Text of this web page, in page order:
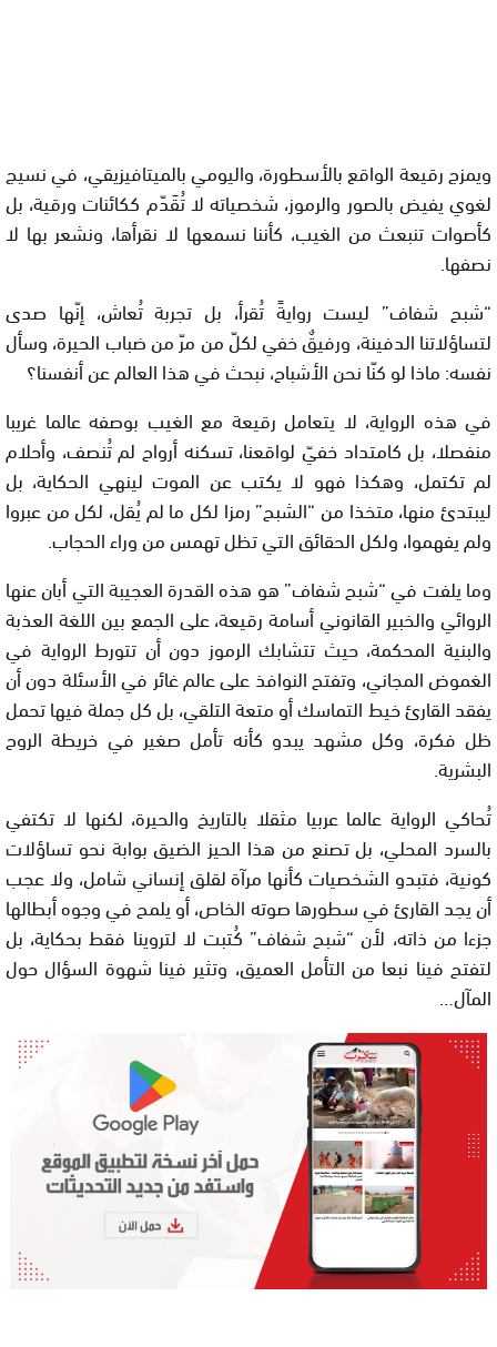
ويمزج رقيعة الواقع بالأسطورة، واليومي بالميتافيزيقي، في نسيج
لغوي يفيض بالصور والرموز، شخصياته لا تُقَدّم ككائنات ورقية، بل
كأصوات تنبعث من الغيب، كأننا نسمعها لا نقرأها، ونشعر بها لا
نصفها.
“شبح شفاف” ليست روايةً تُقرأ، بل تجربة تُعاش، إنّها صدى
لتساؤلاتنا الدفينة، ورفيقٌ خفي لكلّ من مرّ من ضباب الحيرة، وسأل
نفسه: ماذا لو كنّا نحن الأشباح، نبحث في هذا العالم عن أنفسنا؟
في هذه الرواية، لا يتعامل رقيعة مع الغيب بوصفه عالما غريبا
منفصلا، بل كامتداد خفيّ لواقعنا، تسكنه أرواح لم تُنصف، وأحلام
لم تكتمل، وهكذا فهو لا يكتب عن الموت لينهي الحكاية، بل
ليبتدئ منها، متخذا من “الشبح” رمزا لكل ما لم يُقل، لكل من عبروا
ولم يفهموا، ولكل الحقائق التي تظل تهمس من وراء الحجاب.
وما يلفت في “شبح شفاف” هو هذه القدرة العجيبة التي أبان عنها
الروائي والخبير القانوني أسامة رقيعة، على الجمع بين اللغة العذبة
والبنية المحكمة، حيث تتشابك الرموز دون أن تتورط الرواية في
الغموض المجاني، وتفتح النوافذ على عالم غائر في الأسئلة دون أن
يفقد القارئ خيط التماسك أو متعة التلقي، بل كل جملة فيها تحمل
ظل فكرة، وكل مشهد يبدو كأنه تأمل صغير في خريطة الروح
البشرية.
تُحاكي الرواية عالما عربيا مثقلا بالتاريخ والحيرة، لكنها لا تكتفي
بالسرد المحلي، بل تصنع من هذا الحيز الضيق بوابة نحو تساؤلات
كونية، فتبدو الشخصيات كأنها مرآة لقلق إنساني شامل، ولا عجب
أن يجد القارئ في سطورها صوته الخاص، أو يلمح في وجوه أبطالها
جزءا من ذاته، لأن “شبح شفاف” كُتبت لا لتروينا فقط بحكاية، بل
لتفتح فينا نبعا من التأمل العميق، وتثير فينا شهوة السؤال حول
المآل…